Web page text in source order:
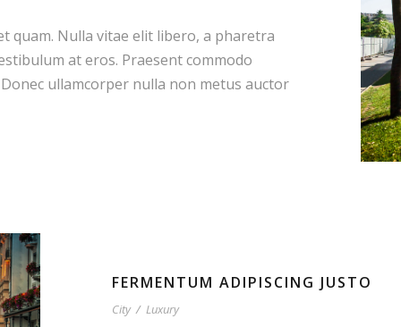
quam. Nulla vitae elit libero, a pharetra
at eros. Praesent commodo
ullamcorper nulla non metus auctor
FERMENTUM ADIPISCING JUSTO
City / Luxury